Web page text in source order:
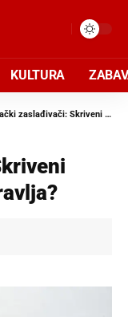
KULTURA
Skriveni neprijatelji srčanog zdravlja?